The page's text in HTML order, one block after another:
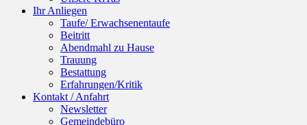
Ihr Anliegen
Taufe/ Erwachsenentaufe
Beitritt
Abendmahl zu Hause
Trauung
Bestattung
Erfahrungen/Kritik
Kontakt / Anfahrt
Newsletter
Gemeindebüro